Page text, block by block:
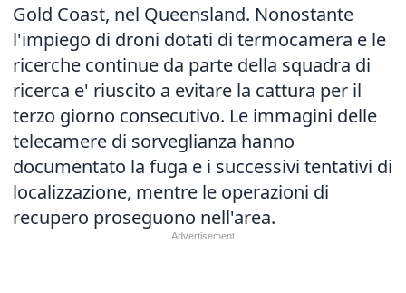
Gold Coast, nel Queensland. Nonostante
l'impiego di droni dotati di termocamera e le
ricerche continue da parte della squadra di
ricerca e' riuscito a evitare la cattura per il
terzo giorno consecutivo. Le immagini delle
telecamere di sorveglianza hanno
documentato la fuga e i successivi tentativi di
localizzazione, mentre le operazioni di
recupero proseguono nell'area.